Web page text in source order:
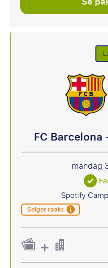
FC
mandag
Spotify
Selger raskt